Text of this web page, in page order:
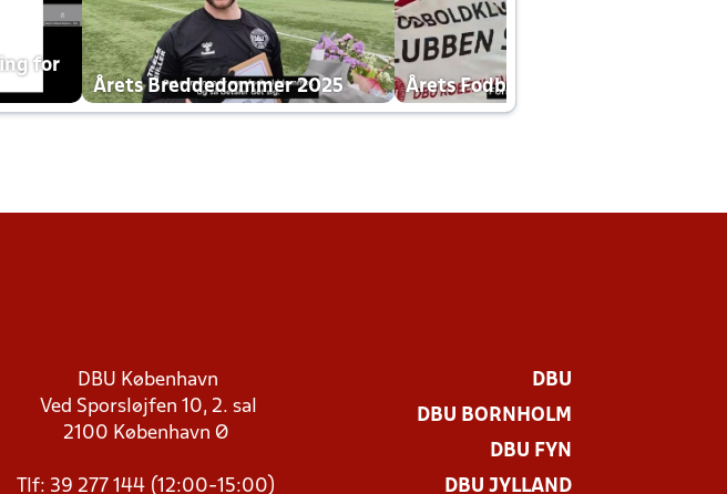
for
Årets Breddedommer 2025 Årets Fodboldklub 2025 mp4
DBU København
Ved Sporsløjfen 10, 2. sal
2100 København Ø
Tlf: 39 277 144 (12:00-15:00)
DBU
DBU BORNHOLM
DBU FYN
DBU JYLLAND